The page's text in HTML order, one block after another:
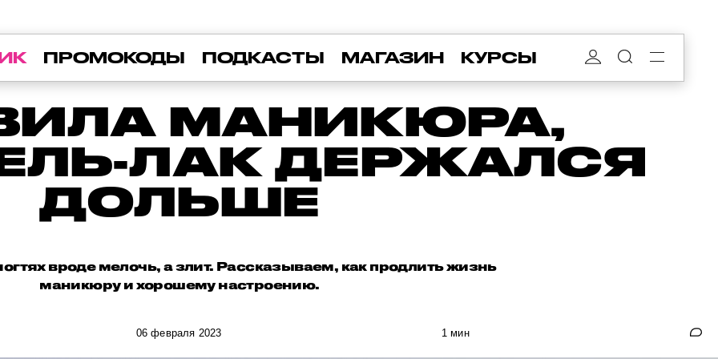
ПРОМОКОДЫ ПОДКАСТЫ МАГАЗИН КУРСЫ
МАНИКЮРА,
ЛАК ДЕРЖАЛСЯ
ДОЛЬШЕ
вроде мелочь, а злит. Рассказываем, как продлить жизнь
маникюру и хорошему настроению.
06 февраля 2023 1 мин